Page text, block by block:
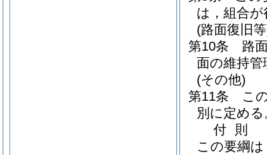
は，組合が
(路面復旧
第10条
路
面の維持
(その他)
第11条
こ
別に定める
付 則
この要綱